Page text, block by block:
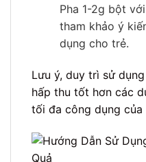
Pha 1-2g bột
tham khảo ý
dụng cho trẻ.
Lưu ý, duy trì sử
hấp thu tốt hơn các
tối đa công dụng của